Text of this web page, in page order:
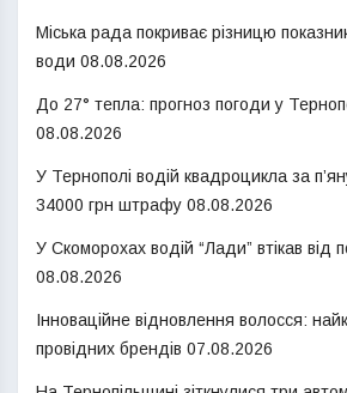
Міська рада покриває різницю
води 08.08.2026
До 27° тепла: прогноз погоди у
08.08.2026
У Тернополі водій квадроцикла за
34000 грн штрафу 08.08.2026
У Скоморохах водій “Лади” втікав від
08.08.2026
Інноваційне відновлення волосся:
провідних брендів 07.08.2026